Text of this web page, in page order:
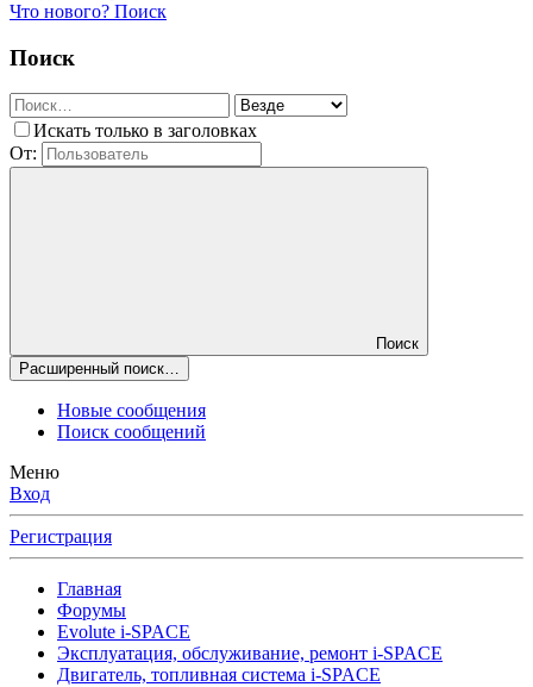
Что нового? Поиск
Поиск
Искать только в заголовках
От:
Поиск
Расширенный поиск…
Новые сообщения
Поиск сообщений
Меню
Вход
Регистрация
Главная
Форумы
Evolute i⁠-⁠SPACE
Эксплуатация, обслуживание, ремонт i-SPACE
Двигатель, топливная система i-SPACE